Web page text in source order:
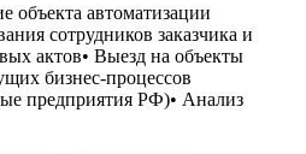
объекта автоматизации
сотрудников заказчика и
актов• Выезд на объекты
бизнес-процессов
предприятия РФ)• Анализ